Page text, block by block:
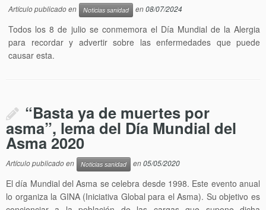
Artículo publicado en Noticias sanidad en08/07/2024
Todos los 8 de julio se conmemora el Día Mundial de la Alergia
para recordar y advertir sobre las enfermedades que puede
causar esta.
“Basta ya de muertes por
asma”, lema del Día Mundial del
Asma 2020
Artículo publicado en Noticias sanidad en05/05/2020
El día Mundial del Asma se celebra desde 1998. Este evento anual
lo organiza la GINA (Iniciativa Global para el Asma). Su objetivo es